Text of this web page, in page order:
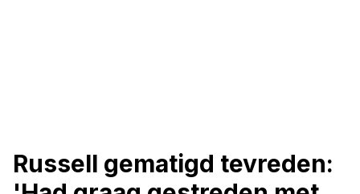
Russell gematigd tevreden: